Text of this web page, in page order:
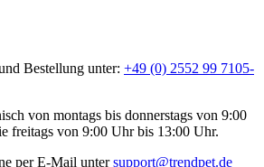
Bestellung unter: +49 (0) 2552 99 7105-
von montags bis donnerstags von 9:00
freitags von 9:00 Uhr bis 13:00 Uhr.
per E-Mail untersupport@trendpet.de